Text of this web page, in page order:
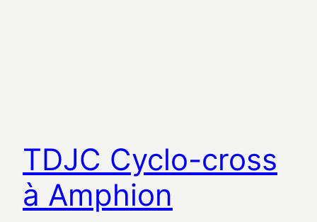
TDJC Cyclo-cross
à Amphion